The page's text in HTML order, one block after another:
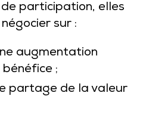
participation, elles
sur :
augmentation
;
partage de la valeur